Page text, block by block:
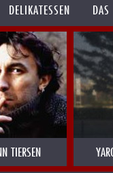
DELIKATESSEN
TIERSEN